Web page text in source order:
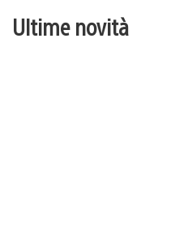
Ultime novità